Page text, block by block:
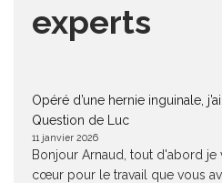
experts
Opéré d’une hernie inguinale,
Question de Luc
11 janvier 2026
Bonjour Arnaud, tout d'abord
cœur pour le travail que vous